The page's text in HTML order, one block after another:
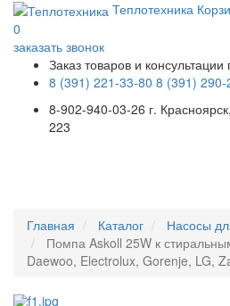
Теплотехника
0
заказать звонок
Заказ товаров и
8 (391) 221-33-80 8 (391) 290-
8-902-940-03-26 г.
223
Главная Каталог
Насосы
Помпа Askoll 25W к
Daewoo, Electrolux, Gorenje, LG,